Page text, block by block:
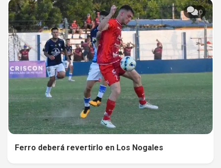
0
Ferro deberá revertirlo en Los Nogales